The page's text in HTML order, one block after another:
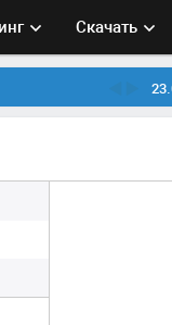
Скачать